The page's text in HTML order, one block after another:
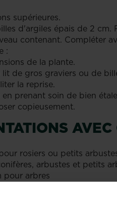
supérieures.
d'argiles épais de 2
contenant. Compléter
:
de la plante.
de gros graviers ou de
la reprise.
prenant soin de bien
copieusement.
AVEC
rosiers ou petits
arbustes et petits
pour arbres
JARDIN